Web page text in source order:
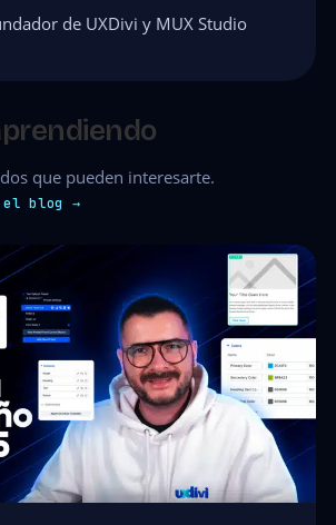
de UXDivi y MUX Studio
que pueden interesarte.
blog →